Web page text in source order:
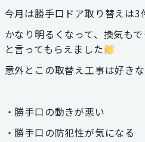
代表電
059-
三泗エリ
桑員エリア
059-315-
今月は勝手口ドア取り替えは3
かなり明るくなって、換気も
と言ってもらえました
意外とこの取替え工事は好き
・勝手口の動きが悪い
・勝手口の防犯性が気になる